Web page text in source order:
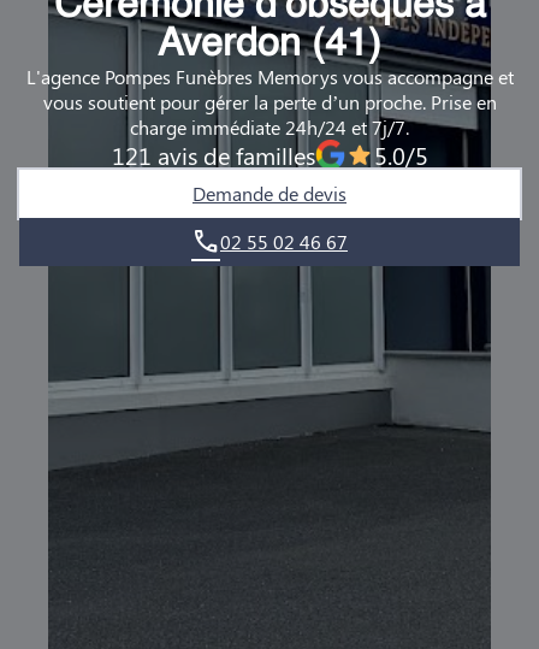
DEMANDE DE RENDEZ-VOUS EN AGENCE
QUI SOMMES-NOUS ?
NOUS REJOINDRE
Averdon (41)
L'agence Pompes Funèbres Memorys vous accompagne et
vous soutient pour gérer la perte d’un proche. Prise en
charge immédiate 24h/24 et 7j/7.
121 avis de familles 5.0/5
Demande de devis
02 55 02 46 67